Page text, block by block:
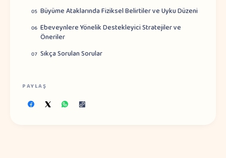
05 Büyüme Ataklarında Fiziksel Belirtiler ve Uyku Düzeni
06 Ebeveynlere Yönelik Destekleyici Stratejiler ve
Öneriler
07 Sıkça Sorulan Sorular
PAYLAŞ